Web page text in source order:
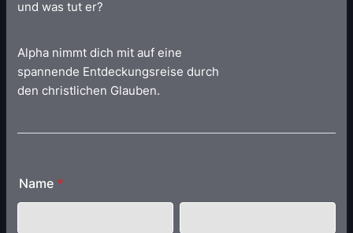
und was tut er?
Alpha nimmt dich mit auf eine
spannende Entdeckungsreise durch
den christlichen Glauben.
Name *